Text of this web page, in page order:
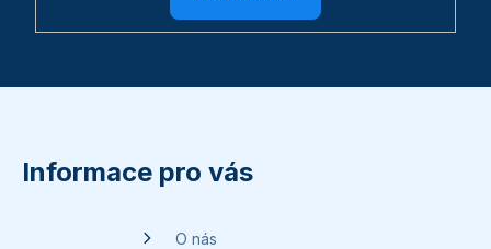
Informace pro vás
O nás